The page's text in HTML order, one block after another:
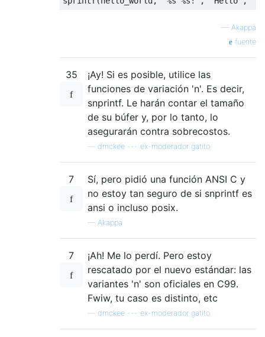
— Akappa
fuente
35
¡Ay! Si es posible, utilice las
funciones de variación 'n'. Es decir,
snprintf. Le harán contar el tamaño
de su búfer y, por lo tanto, lo
asegurarán contra sobrecostos.
dmckee --- ex-moderador gatito
7
Sí, pero pidió una función ANSI C y
no estoy tan seguro de si snprintf es
ansi o incluso posix.
— Akappa
7
¡Ah! Me lo perdí. Pero estoy
rescatado por el nuevo estándar: las
variantes 'n' son oficiales en C99.
Fwiw, tu caso es distinto, etc
dmckee --- ex-moderador gatito